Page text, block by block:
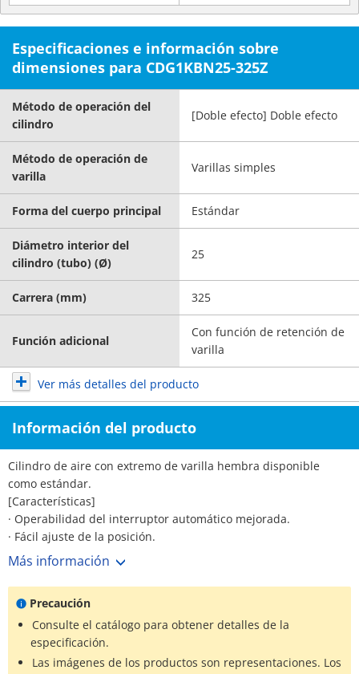
Especificaciones e información sobre
dimensiones para CDG1KBN25-325Z
Método de operación del
cilindro
[Doble efecto] Doble efecto
Método de operación de
varilla
Varillas simples
Forma del cuerpo principal Estándar
Diámetro interior del
cilindro (tubo) (Ø)
25
Carrera (mm) 325
Función adicional
Con función de retención de
varilla
Ver más detalles del producto
Información del producto
Cilindro de aire con extremo de varilla hembra disponible
como estándar.
[Características]
· Operabilidad del interruptor automático mejorada.
· Fácil ajuste de la posición.
· Ninguna rosca hembra para montaje con soportes de muñón
· Los números de parte están establecidos para productos con
soportes finales de varilla y soportes de pivote. (No es
necesario pedirlo por separado).
·*Consulte el catálogo del fabricante para ver las
especificaciones detalladas.
Más información
Precaución
Consulte el catálogo para obtener detalles de la
especificación.
Las imágenes de los productos son representaciones. Los